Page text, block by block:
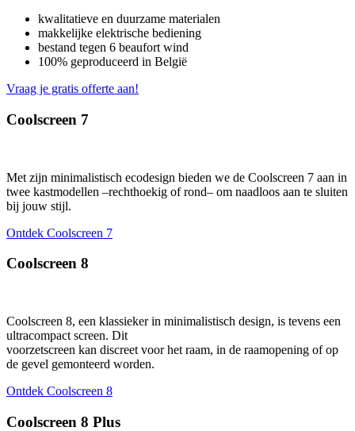
kwalitatieve en duurzame materialen
makkelijke elektrische bediening
bestand tegen 6 beaufort wind
100% geproduceerd in België
Vraag je gratis offerte aan!
Coolscreen 7
Met zijn minimalistisch ecodesign bieden we de Coolscreen 7 aan in
twee kastmodellen –rechthoekig of rond– om naadloos aan te sluiten
bij jouw stijl.
Ontdek Coolscreen 7
Coolscreen 8
Coolscreen 8, een klassieker in minimalistisch design, is tevens een
ultracompact screen. Dit
voorzetscreen kan discreet voor het raam, in de raamopening of op
de gevel gemonteerd worden.
Ontdek Coolscreen 8
Coolscreen 8 Plus